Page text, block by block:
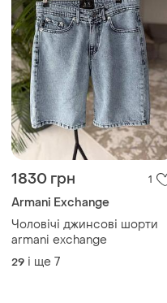
1350 грн
Jordan
Чоловічі шорти jordan,чорні